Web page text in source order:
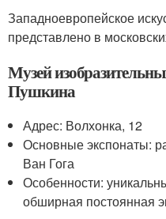
Западноевропейское
представлено в
Музей
Пушкина
Адрес: Волхонка, 12
Основные экспонаты:
Ван Гога
Особенности:
обширная постоянная